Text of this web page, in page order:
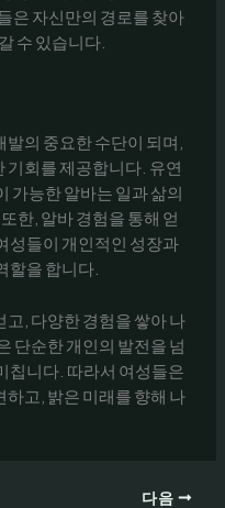
은 자신만의 경로를 찾아
수 있습니다.
의 중요한 수단이 되며,
기회를 제공합니다. 유연
가능한 알바는 일과 삶의
한, 알바 경험을 통해 얻
성들이 개인적인 성장과
할을 합니다.
, 다양한 경험을 쌓아 나
단순한 개인의 발전을 넘
칩니다. 따라서 여성들은
고, 밝은 미래를 향해 나
다음